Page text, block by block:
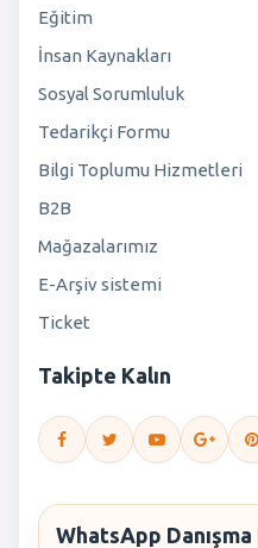
Eğitim
İnsan Kaynakları
Sosyal Sorumluluk
Tedarikçi Formu
Bilgi Toplumu Hizmetleri
B2B
Mağazalarımız
E-Arşiv sistemi
Ticket
Takipte Kalın
WhatsApp Danışma